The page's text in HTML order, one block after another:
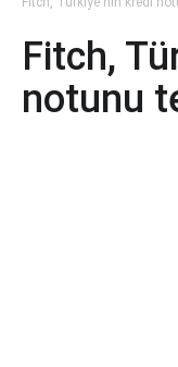
Fitch,
notunu